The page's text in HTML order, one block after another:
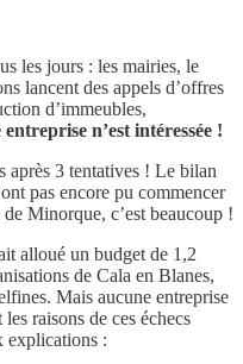
les jours : les mairies, le
lancent des appels d’offres
d’immeubles,
n’est intéressée !
après 3 tentatives ! Le bilan
pas encore pu commencer
Minorque, c’est beaucoup !
alloué un budget de 1,2
de Cala en Blanes,
Mais aucune entreprise
raisons de ces échecs
explications :